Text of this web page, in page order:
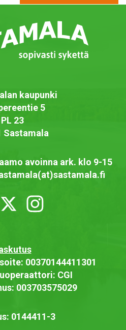
kaupunki
5
PL 23
Sastamala
avoinna ark. klo 9-15
00370144411301
CGI
003703575029
0144411-3